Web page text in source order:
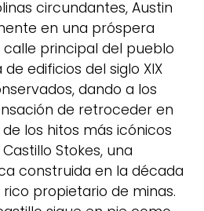
circundantes, Austin
en una próspera
calle principal del pueblo
edificios del siglo XIX
dando a los
de retroceder en
los hitos más icónicos
Stokes, una
construida en la década
rico propietario de minas.